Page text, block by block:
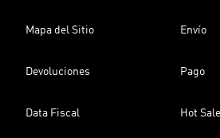
Mapa del Sitio Envío
Devoluciones Pago
Data Fiscal Hot Sale